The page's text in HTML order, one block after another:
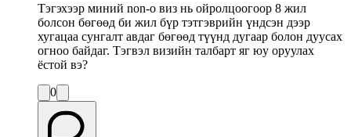
Тэгэхээр миний non-o виз нь ойролцоогоор 8 жил
болсон бөгөөд би жил бүр тэтгэврийн үндсэн дээр
хугацаа сунгалт авдаг бөгөөд түүнд дугаар болон дуусах
огноо байдаг. Тэгвэл визийн талбарт яг юу оруулах
ёстой вэ?
0